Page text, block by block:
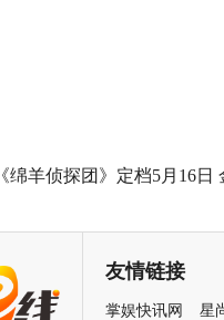
《绵羊侦探团》定档5月16日
友情链接
掌娱快讯网
星